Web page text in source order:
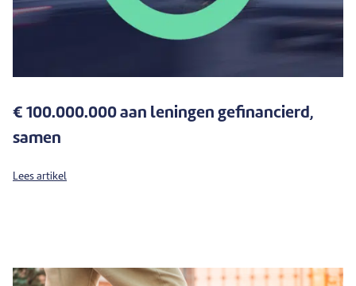
€ 100.000.000 aan leningen gefinancierd,
samen
Lees artikel